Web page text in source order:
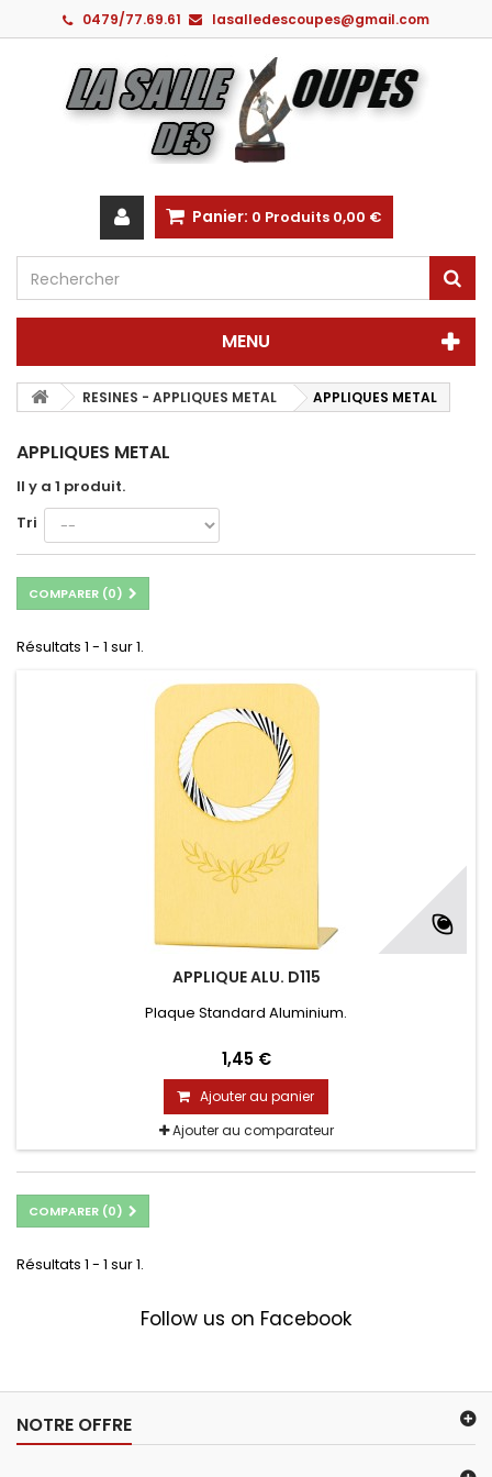
0479/77.69.61 lasalledescoupes@gmail.com
Panier: 0 Produits 0,00 €
MENU
RESINES - APPLIQUES METAL APPLIQUES METAL
APPLIQUES METAL
Il y a 1 produit.
Tri
COMPARER (0)
Résultats 1 - 1 sur 1.
APPLIQUE ALU. D115
Plaque Standard Aluminium.
1,45 €
Ajouter au panier
Ajouter au comparateur
COMPARER (0)
Résultats 1 - 1 sur 1.
Follow us on Facebook
NOTRE OFFRE